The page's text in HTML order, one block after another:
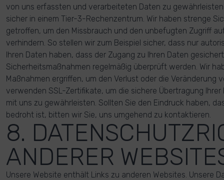
von uns erfassten und verarbeiteten Daten zu
sicher in einem Tier-3-Rechenzentrum. Wir haben strenge
getroffen, um den Missbrauch und den unbefugten Zugriff
verhindern. So stellen wir zum Beispiel sicher, dass nur
Ihren Daten haben, dass der Zugang zu Ihren Daten
Sicherheitsmaßnahmen regelmäßig überprüft werden. Wir
Maßnahmen ergriffen, um den Verlust oder die Veränderung
verwenden SSL-Zertifikate, um die sichere Übertragung
mit uns zu gewährleisten. Sollten Sie den Eindruck haben,
bedroht ist, bitten wir Sie, uns umgehend zu kontaktieren.
8.
ANDERER
Unsere Website enthält Links zu anderen Websites. Unsere